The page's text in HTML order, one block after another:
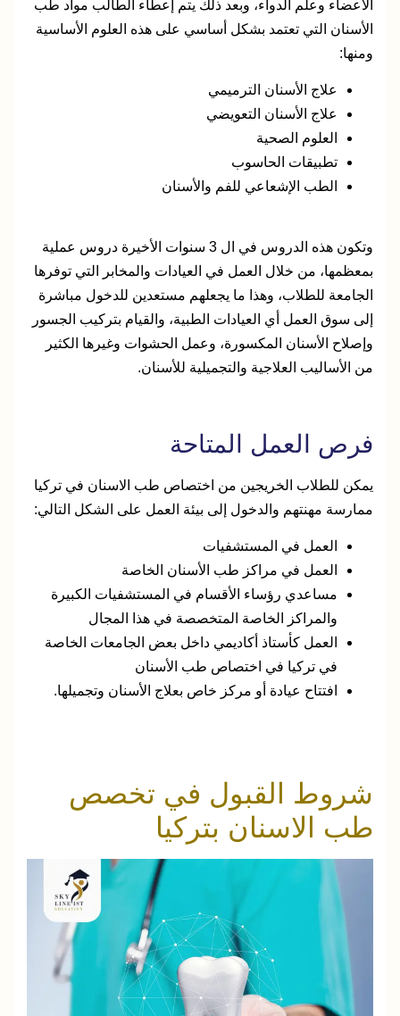
الأعضاء وعلم الدواء، وبعد ذلك يتم إعطاء الطالب مواد طب
الأسنان التي تعتمد بشكل أساسي على هذه العلوم الأساسية
ومنها:
علاج الأسنان الترميمي
علاج الأسنان التعويضي
العلوم الصحية
تطبيقات الحاسوب
الطب الإشعاعي للفم والأسنان
وتكون هذه الدروس في ال 3 سنوات الأخيرة دروس عملية
بمعظمها، من خلال العمل في العيادات والمخابر التي توفرها
الجامعة للطلاب، وهذا ما يجعلهم مستعدين للدخول مباشرة
إلى سوق العمل أي العيادات الطبية، والقيام بتركيب الجسور
وإصلاح الأسنان المكسورة، وعمل الحشوات وغيرها الكثير
من الأساليب العلاجية والتجميلية للأسنان.
فرص العمل المتاحة
يمكن للطلاب الخريجين من اختصاص طب الاسنان في تركيا
ممارسة مهنتهم والدخول إلى بيئة العمل على الشكل التالي:
العمل في المستشفيات
العمل في مراكز طب الأسنان الخاصة
مساعدي رؤساء الأقسام في المستشفيات الكبيرة
والمراكز الخاصة المتخصصة في هذا المجال
العمل كأستاذ أكاديمي داخل بعض الجامعات الخاصة
في تركيا في اختصاص طب الأسنان
افتتاح عيادة أو مركز خاص بعلاج الأسنان وتجميلها.
شروط القبول في تخصص
طب الاسنان بتركيا